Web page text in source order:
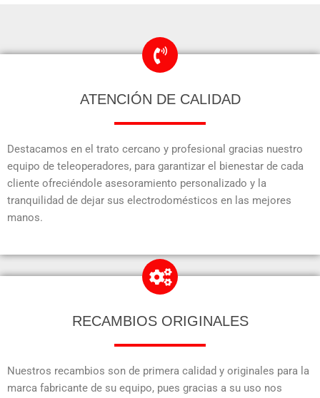
ATENCIÓN DE CALIDAD
Destacamos en el trato cercano y profesional gracias nuestro
equipo de teleoperadores, para garantizar el bienestar de cada
cliente ofreciéndole asesoramiento personalizado y la
tranquilidad de dejar sus electrodomésticos en las mejores
manos.
RECAMBIOS ORIGINALES
Nuestros recambios son de primera calidad y originales para la
marca fabricante de su equipo, pues gracias a su uso nos